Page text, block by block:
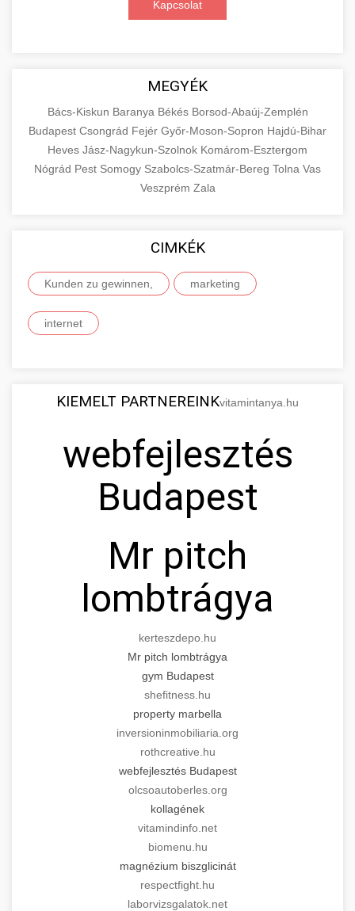
Kapcsolat
MEGYÉK
Bács-Kiskun Baranya Békés Borsod-Abaúj-Zemplén
Budapest Csongrád Fejér Győr-Moson-Sopron Hajdú-Bihar
Heves Jász-Nagykun-Szolnok Komárom-Esztergom
Nógrád Pest Somogy Szabolcs-Szatmár-Bereg Tolna Vas
Veszprém Zala
CIMKÉK
Kunden zu gewinnen, marketing
internet
KIEMELT PARTNEREINKvitamintanya.hu
webfejlesztés
Budapest
Mr pitch
lombtrágya
kerteszdepo.hu
Mr pitch lombtrágya
gym Budapest
shefitness.hu
property marbella
inversioninmobiliaria.org
rothcreative.hu
webfejlesztés Budapest
olcsoautoberles.org
kollagének
vitamindinfo.net
biomenu.hu
magnézium biszglicinát
respectfight.hu
laborvizsgalatok.net